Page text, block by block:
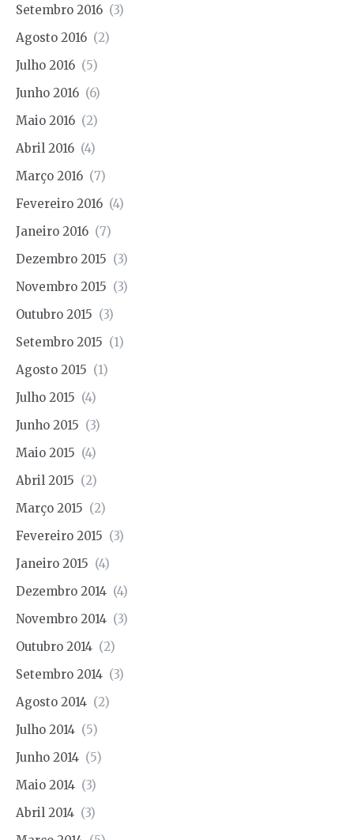
Setembro 2016 (3)
Agosto 2016 (2)
Julho 2016 (5)
Junho 2016 (6)
Maio 2016 (2)
Abril 2016 (4)
Março 2016 (7)
Fevereiro 2016 (4)
Janeiro 2016 (7)
Dezembro 2015 (3)
Novembro 2015 (3)
Outubro 2015 (3)
Setembro 2015 (1)
Agosto 2015 (1)
Julho 2015 (4)
Junho 2015 (3)
Maio 2015 (4)
Abril 2015 (2)
Março 2015 (2)
Fevereiro 2015 (3)
Janeiro 2015 (4)
Dezembro 2014 (4)
Novembro 2014 (3)
Outubro 2014 (2)
Setembro 2014 (3)
Agosto 2014 (2)
Julho 2014 (5)
Junho 2014 (5)
Maio 2014 (3)
Abril 2014 (3)